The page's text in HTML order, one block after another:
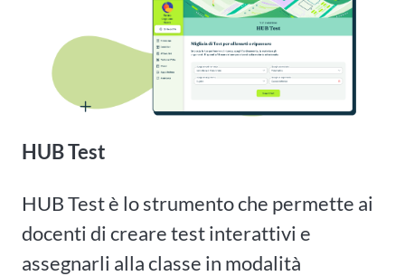
HUB Test
HUB Test è lo strumento che permette ai
docenti di creare test interattivi e
assegnarli alla classe in modalità